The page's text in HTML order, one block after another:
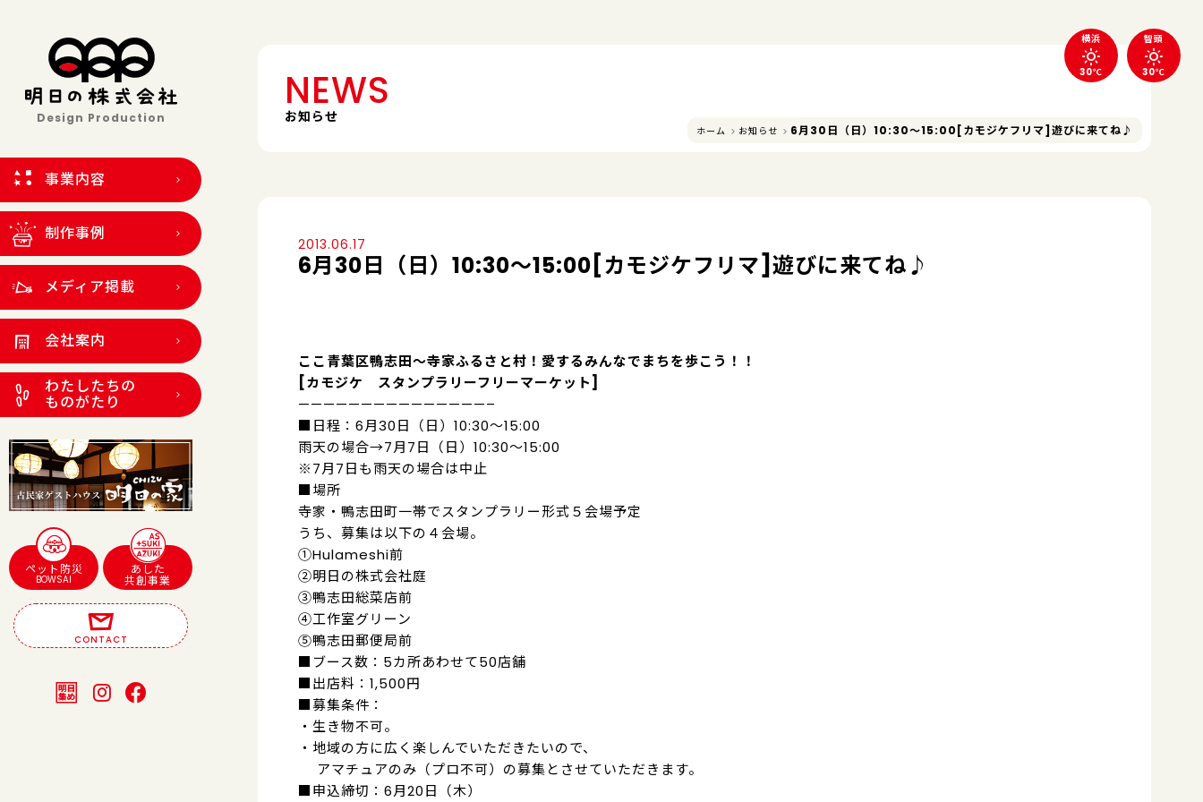
Design Production
事業内容
制作事例
メディア掲載
会社案内
わたしたちの
ものがたり
ペット防災
BOWSAI
あした
共創事業
CONTACT
横浜
30℃
智頭
30℃
ホーム お知らせ 6月30日（日）10:30～15:00[カモジケフリマ]遊びに来てね♪
NEWS
お知らせ
2013.06.17
6月30日（日）10:30～15:00[カモジケフリマ]遊びに来てね♪
ここ青葉区鴨志田～寺家ふるさと村！愛するみんなでまちを歩こう！！
[カモジケ スタンプラリーフリーマーケット]
———————————————–
■日程：6月30日（日）10:30～15:00
雨天の場合→7月7日（日）10:30～15:00
※7月7日も雨天の場合は中止
■場所
寺家・鴨志田町一帯でスタンプラリー形式５会場予定
うち、募集は以下の４会場。
①Hulameshi前
②明日の株式会社庭
③鴨志田総菜店前
④工作室グリーン
⑤鴨志田郵便局前
■ブース数：5カ所あわせて50店舗
■出店料：1,500円
■募集条件：
・生き物不可。
・地域の方に広く楽しんでいただきたいので、
アマチュアのみ（プロ不可）の募集とさせていただきます。
■申込締切：6月20日（木）